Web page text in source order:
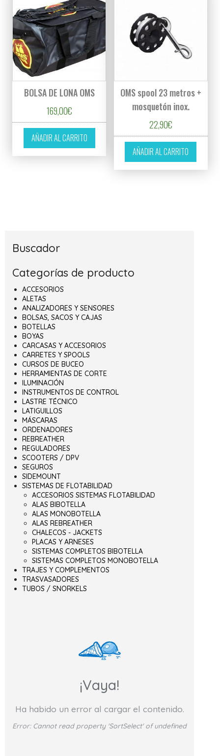
BOLSA DE LONA OMS
169,00€
AÑADIR AL CARRITO
OMS spool 23 metros +
mosquetón inox.
22,90€
AÑADIR AL CARRITO
Buscador
Categorías de producto
ACCESORIOS
ALETAS
ANALIZADORES Y SENSORES
BOLSAS, SACOS Y CAJAS
BOTELLAS
BOYAS
CARCASAS Y ACCESORIOS
CARRETES Y SPOOLS
CURSOS DE BUCEO
HERRAMIENTAS DE CORTE
ILUMINACIÓN
INSTRUMENTOS DE CONTROL
LASTRE TÉCNICO
LATIGUILLOS
MÁSCARAS
ORDENADORES
REBREATHER
REGULADORES
SCOOTERS / DPV
SEGUROS
SIDEMOUNT
SISTEMAS DE FLOTABILIDAD
ACCESORIOS SISTEMAS FLOTABILIDAD
ALAS BIBOTELLA
ALAS MONOBOTELLA
ALAS REBREATHER
CHALECOS - JACKETS
PLACAS Y ARNESES
SISTEMAS COMPLETOS BIBOTELLA
SISTEMAS COMPLETOS MONOBOTELLA
TRAJES Y COMPLEMENTOS
TRASVASADORES
TUBOS / SNORKELS
¡Vaya!
Ha habido un error al cargar el contenido.
Error: Cannot read property 'SortSelect' of undefined